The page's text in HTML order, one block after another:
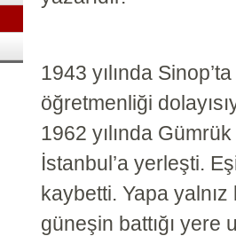
1943 yılında
öğretmenliği
1962 yılında
İstanbul’a yerleşti.
kaybetti. Yapa
güneşin battığı yere